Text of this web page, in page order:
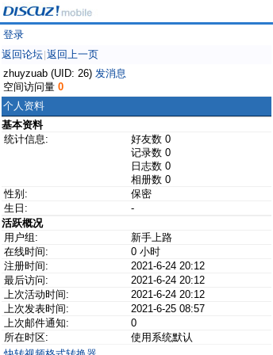
登录
返回论坛 返回上一页
zhuyzuab (UID: 26) 发消息
空间访问量 0
个人资料
基本资料
统计信息:
好友数 0
记录数 0
日志数 0
相册数 0
性别:
保密
生日:
-
活跃概况
用户组:
新手上路
在线时间:
0 小时
注册时间:
2021-6-24 20:12
最后访问:
2021-6-24 20:12
上次活动时间:
2021-6-24 20:12
上次发表时间:
2021-6-25 08:57
上次邮件通知:
0
所在时区:
使用系统默认